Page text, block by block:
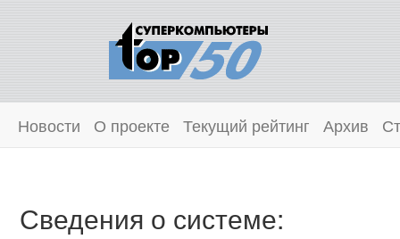
Новости О проекте Текущий рейтинг Архив
Сведения о системе: